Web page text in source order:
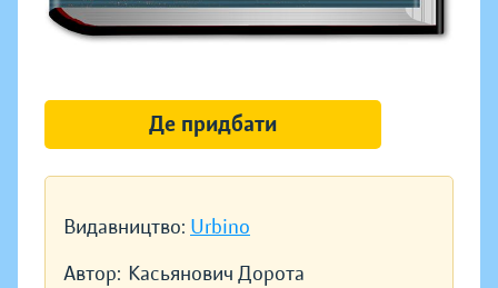
Видавництво: Urbino
Автор: Касьянович Дорота
Де придбати